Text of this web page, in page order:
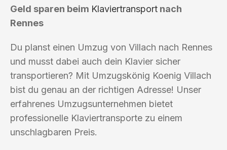
Geld sparen beim Klaviertransport nach
Rennes
Du planst einen Umzug von Villach nach Rennes
und musst dabei auch dein Klavier sicher
transportieren? Mit Umzugskönig Koenig Villach
bist du genau an der richtigen Adresse! Unser
erfahrenes Umzugsunternehmen bietet
professionelle Klaviertransporte zu einem
unschlagbaren Preis.